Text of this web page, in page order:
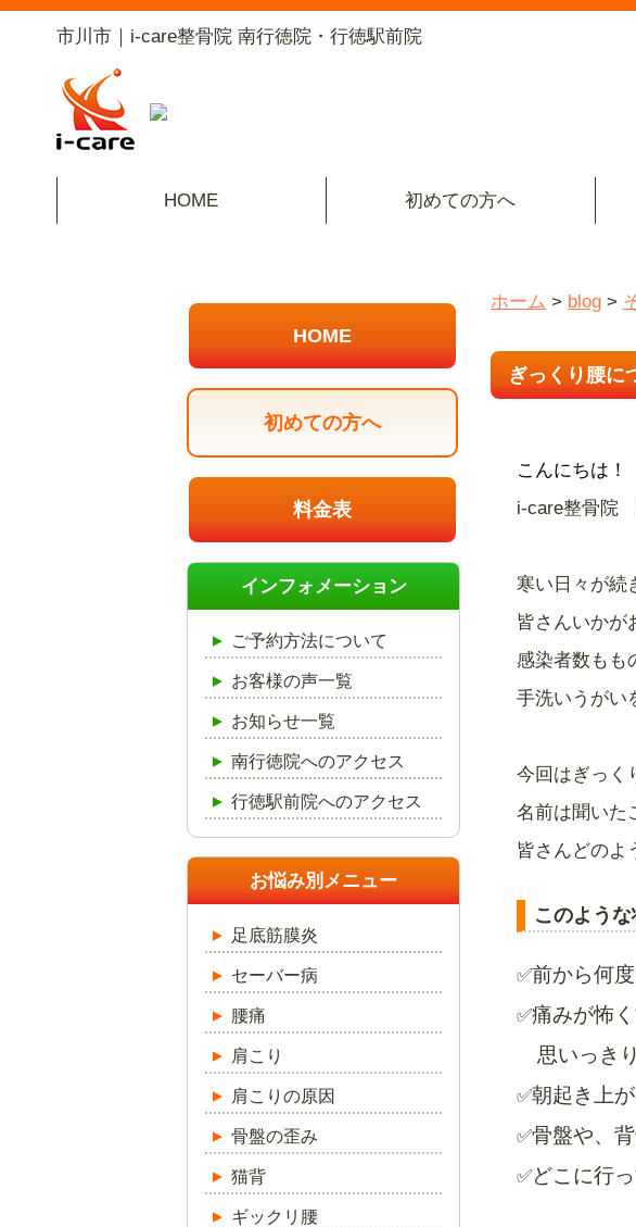
市川市｜i-care整骨院 南行徳院・行徳駅前院
HOME 初めての方へ
ホーム > blog >
ぎっくり腰に
こんにちは！
i-care整骨院
寒い日々が続
皆さんいかが
感染者数もも
手洗いうがい
今回はぎっく
名前は聞いた
皆さんどのよ
このよう
✅前から何
✅痛みが怖
思いっき
✅朝起き上
✅骨盤や、
✅どこに行
HOME
初めての方へ
料金表
インフォメーション
ご予約方法について
お客様の声一覧
お知らせ一覧
南行徳院へのアクセス
行徳駅前院へのアクセス
お悩み別メニュー
足底筋膜炎
セーバー病
腰痛
肩こり
肩こりの原因
骨盤の歪み
猫背
ギックリ腰